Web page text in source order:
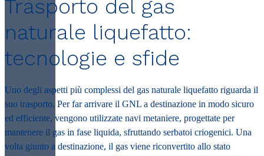
Trasporto del gas
naturale liquefatto:
tecnologie e sfide
Uno degli aspetti più complessi del gas naturale liquefatto riguarda il
suo trasporto. Per far arrivare il GNL a destinazione in modo sicuro
ed efficiente, vengono utilizzate navi metaniere, progettate per
mantenere il gas in fase liquida, sfruttando serbatoi criogenici. Una
volta giunto a destinazione, il gas viene riconvertito allo stato